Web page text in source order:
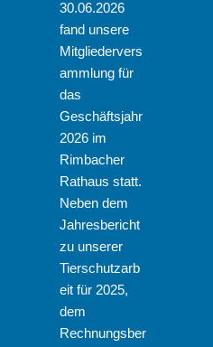
30.06.2026
fand unsere
Mitgliedervers
ammlung für
das
Geschäftsjahr
2026 im
Rimbacher
Rathaus statt.
Neben dem
Jahresbericht
zu unserer
Tierschutzarb
eit für 2025,
dem
Rechnungsber